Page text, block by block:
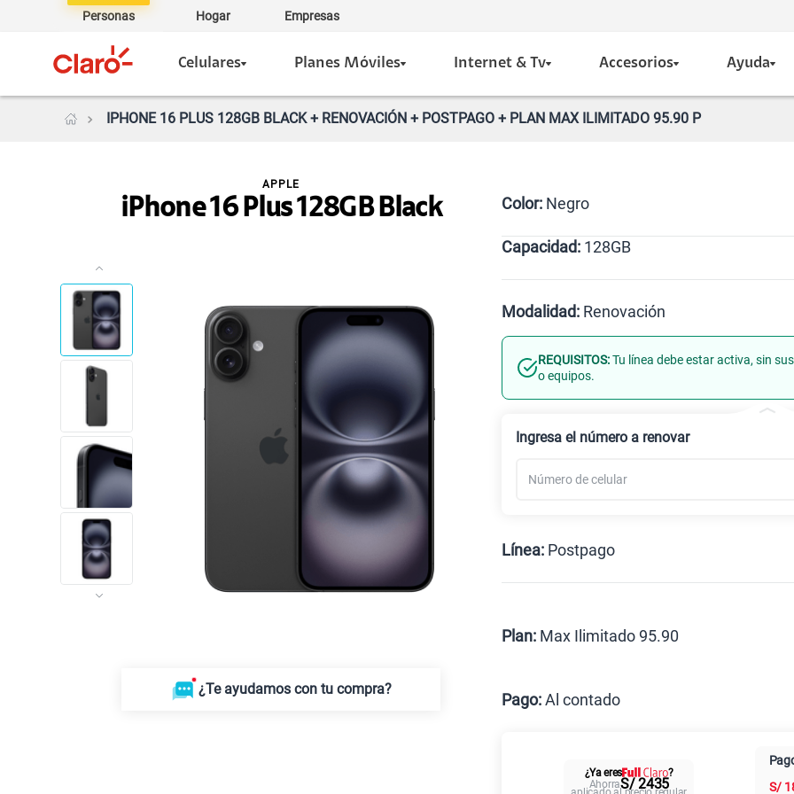
Personas Hogar Empresas
Celulares Planes Móviles Internet & Tv Accesorios Ayuda
IPHONE 16 PLUS 128GB BLACK + RENOVACIÓN + POSTPAGO + PLAN MAX ILIMITADO 95.90 P
iPhone 16 Plus 128GB Black
APPLE
¿Te ayudamos con tu compra?
Color: Negro
Capacidad: 128GB
Modalidad: Renovación
Línea Nueva Portabilidad
REQUISITOS:Tu línea debe estar activa, sin
o equipos.
Ingresa el número a renovar
Línea: Postpago
Plan: Max Ilimitado 95.90
Pago:Al contado
Cuotas
¿Ya eres
?
AhorraS/ 2435
S/